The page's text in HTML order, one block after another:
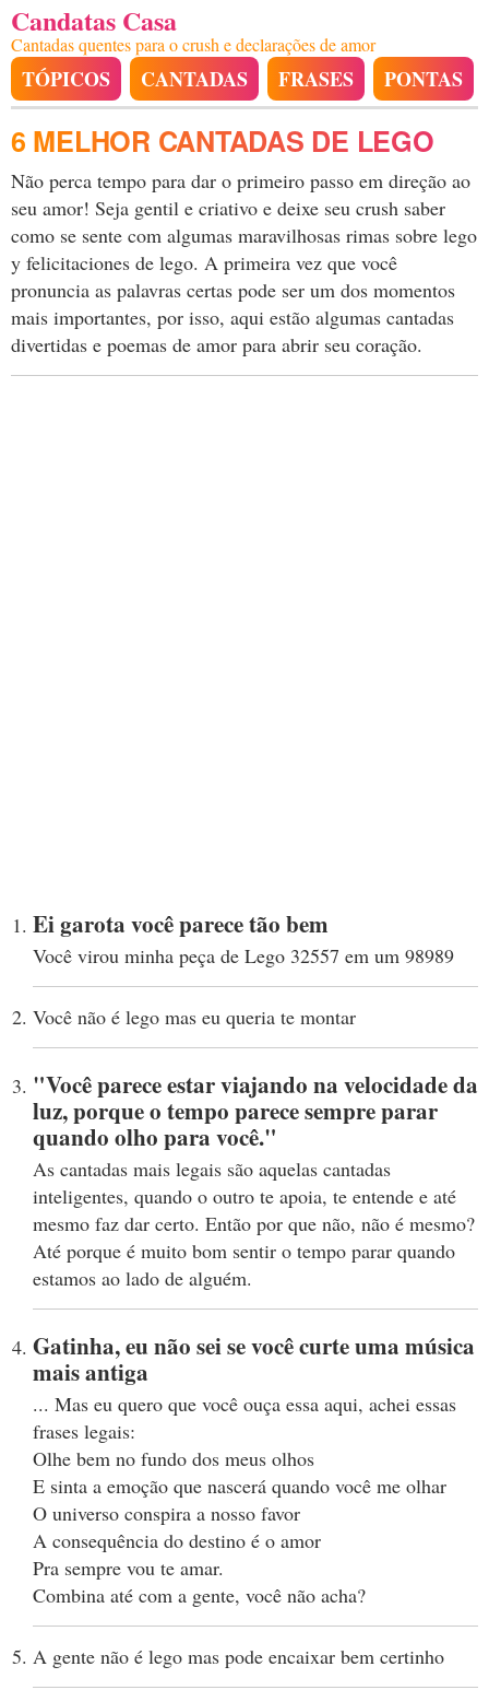
Candatas Casa
Cantadas quentes para o crush e declarações de amor
TÓPICOS CANTADAS FRASES PONTAS
6 MELHOR CANTADAS DE LEGO
Não perca tempo para dar o primeiro passo em direção ao
seu amor! Seja gentil e criativo e deixe seu crush saber
como se sente com algumas maravilhosas rimas sobre lego
y felicitaciones de lego. A primeira vez que você
pronuncia as palavras certas pode ser um dos momentos
mais importantes, por isso, aqui estão algumas cantadas
divertidas e poemas de amor para abrir seu coração.
Ei garota você parece tão bem
Você virou minha peça de Lego 32557 em um 98989
Você não é lego mas eu queria te montar
"Você parece estar viajando na velocidade da
luz, porque o tempo parece sempre parar
quando olho para você."
As cantadas mais legais são aquelas cantadas
inteligentes, quando o outro te apoia, te entende e até
mesmo faz dar certo. Então por que não, não é mesmo?
Até porque é muito bom sentir o tempo parar quando
estamos ao lado de alguém.
Gatinha, eu não sei se você curte uma música
mais antiga
... Mas eu quero que você ouça essa aqui, achei essas
frases legais:
Olhe bem no fundo dos meus olhos
E sinta a emoção que nascerá quando você me olhar
O universo conspira a nosso favor
A consequência do destino é o amor
Pra sempre vou te amar.
Combina até com a gente, você não acha?
A gente não é lego mas pode encaixar bem certinho